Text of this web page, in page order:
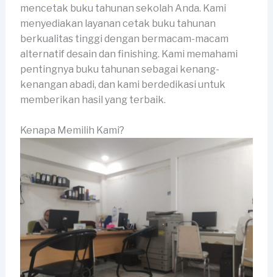
mencetak buku tahunan sekolah Anda. Kami
menyediakan layanan cetak buku tahunan
berkualitas tinggi dengan bermacam-macam
alternatif desain dan finishing. Kami memahami
pentingnya buku tahunan sebagai kenang-
kenangan abadi, dan kami berdedikasi untuk
memberikan hasil yang terbaik.
Kenapa Memilih Kami?